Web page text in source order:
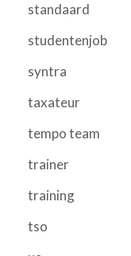
standaard
studentenjob
syntra
taxateur
tempo team
trainer
training
tso